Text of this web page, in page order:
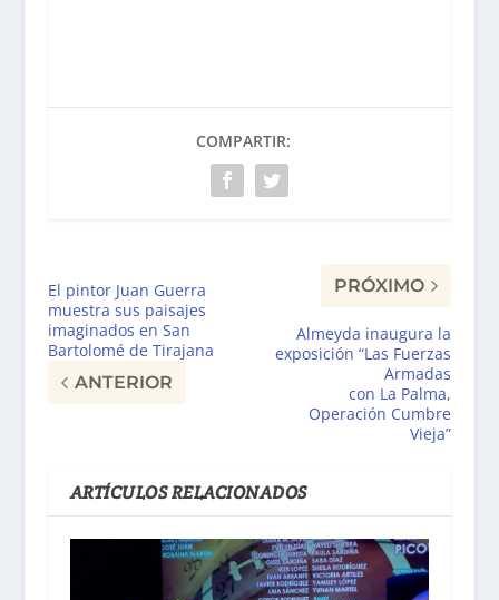
COMPARTIR:
El pintor Juan Guerra
muestra sus paisajes
imaginados en San
Bartolomé de Tirajana
ANTERIOR
PRÓXIMO
Almeyda inaugura la
exposición “Las Fuerzas
Armadas
con La Palma,
Operación Cumbre
Vieja”
ARTÍCULOS RELACIONADOS